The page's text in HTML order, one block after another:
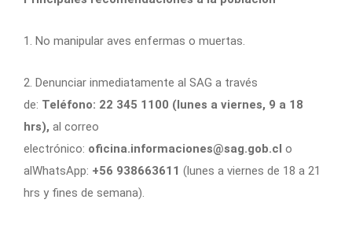
1. No manipular aves enfermas o muertas.
2. Denunciar inmediatamente al SAG a través
de: Teléfono: 22 345 1100 (lunes a viernes, 9 a 18
hrs), al correo
electrónico: oficina.informaciones@sag.gob.cl o
alWhatsApp: +56 938663611 (lunes a viernes de 18 a 21
hrs y fines de semana).